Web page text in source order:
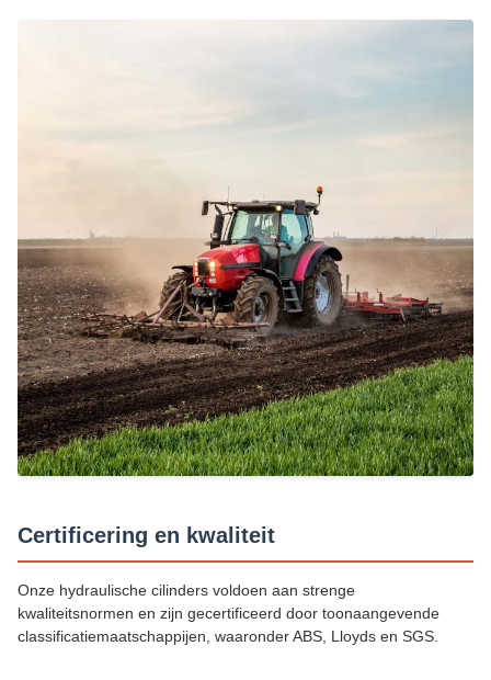
Certificering en kwaliteit
Onze hydraulische cilinders voldoen aan strenge
kwaliteitsnormen en zijn gecertificeerd door toonaangevende
classificatiemaatschappijen, waaronder ABS, Lloyds en SGS.